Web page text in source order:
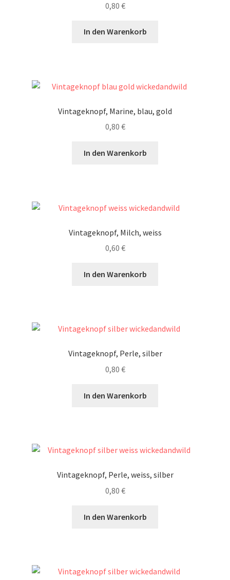
0,80 €
In den Warenkorb
Vintageknopf, Marine, blau, gold
0,80 €
In den Warenkorb
Vintageknopf, Milch, weiss
0,60 €
In den Warenkorb
Vintageknopf, Perle, silber
0,80 €
In den Warenkorb
Vintageknopf, Perle, weiss, silber
0,80 €
In den Warenkorb